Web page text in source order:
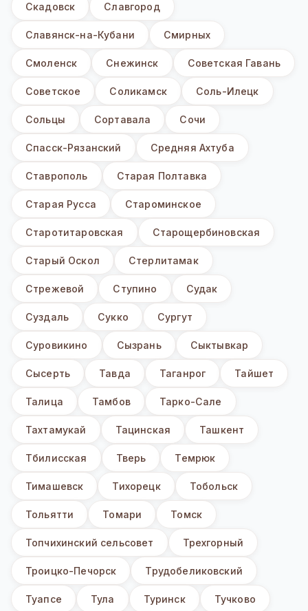
Скадовск Славгород
Славянск-на-Кубани Смирных
Смоленск Снежинск Советская Гавань
Советское Соликамск Соль-Илецк
Сольцы Сортавала Сочи
Спасск-Рязанский Средняя Ахтуба
Ставрополь Старая Полтавка
Старая Русса Староминское
Старотитаровская Старощербиновская
Старый Оскол Стерлитамак
Стрежевой Ступино Судак
Суздаль Сукко Сургут
Суровикино Сызрань Сыктывкар
Сысерть Тавда Таганрог Тайшет
Талица Тамбов Тарко-Сале
Тахтамукай Тацинская Ташкент
Тбилисская Тверь Темрюк
Тимашевск Тихорецк Тобольск
Тольятти Томари Томск
Топчихинский сельсовет Трехгорный
Троицко-Печорск Трудобеликовский
Туапсе Тула Туринск Тучково